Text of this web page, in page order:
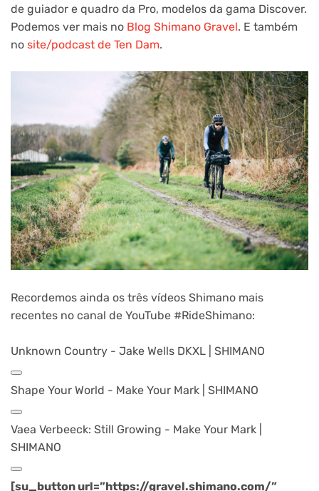
de guiador e quadro da Pro, modelos da gama Discover.
Podemos ver mais no Blog Shimano Gravel. E também
no site/podcast de Ten Dam.
Recordemos ainda os três vídeos Shimano mais
recentes no canal de YouTube #RideShimano:
Unknown Country - Jake Wells DKXL | SHIMANO
Shape Your World - Make Your Mark | SHIMANO
Vaea Verbeeck: Still Growing - Make Your Mark |
SHIMANO
[su_button url=”https://gravel.shimano.com/”